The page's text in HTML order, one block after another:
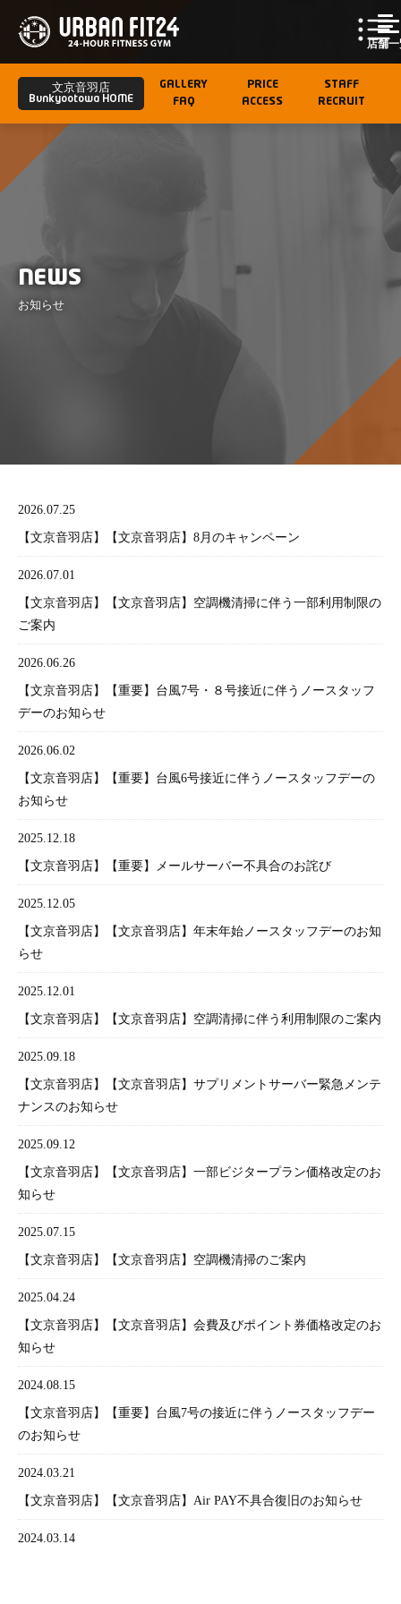
店舗一
文京音羽店
Bunkyootowa HOME
GALLERY PRICE
STAFF
FAQ
ACCESS RECRUIT
NEWS
お知らせ
2026.07.25
【文京音羽店】【文京音羽店】8月のキャンペーン
2026.07.01
【文京音羽店】【文京音羽店】空調機清掃に伴う一部利用制限の
ご案内
2026.06.26
【文京音羽店】【重要】台風7号・８号接近に伴うノースタッフ
デーのお知らせ
2026.06.02
【文京音羽店】【重要】台風6号接近に伴うノースタッフデーの
お知らせ
2025.12.18
【文京音羽店】【重要】メールサーバー不具合のお詫び
2025.12.05
【文京音羽店】【文京音羽店】年末年始ノースタッフデーのお知
らせ
2025.12.01
【文京音羽店】【文京音羽店】空調清掃に伴う利用制限のご案内
2025.09.18
【文京音羽店】【文京音羽店】サプリメントサーバー緊急メンテ
ナンスのお知らせ
2025.09.12
【文京音羽店】【文京音羽店】一部ビジタープラン価格改定のお
知らせ
2025.07.15
【文京音羽店】【文京音羽店】空調機清掃のご案内
2025.04.24
【文京音羽店】【文京音羽店】会費及びポイント券価格改定のお
知らせ
2024.08.15
【文京音羽店】【重要】台風7号の接近に伴うノースタッフデー
のお知らせ
2024.03.21
【文京音羽店】【文京音羽店】Air PAY不具合復旧のお知らせ
2024.03.14